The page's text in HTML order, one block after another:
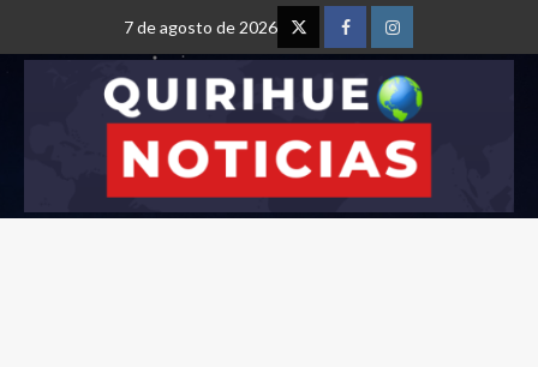
7 de agosto de 2026